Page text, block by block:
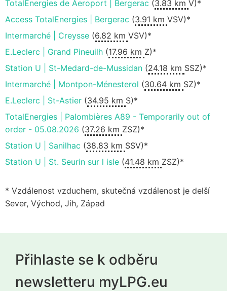
TotalEnergies de Aeroport | Bergerac (3.83 km V)*
Access TotalEnergies | Bergerac (3.91 km VSV)*
Intermarché | Creysse (6.82 km VSV)*
E.Leclerc | Grand Pineuilh (17.96 km Z)*
Station U | St-Medard-de-Mussidan (24.18 km SSZ)*
Intermarché | Montpon-Ménesterol (30.64 km SZ)*
E.Leclerc | St-Astier (34.95 km S)*
TotalEnergies | Palombières A89 - Temporarily out of
order - 05.08.2026 (37.26 km ZSZ)*
Station U | Sanilhac (38.83 km SSV)*
Station U | St. Seurin sur l isle (41.48 km ZSZ)*
* Vzdálenost vzduchem, skutečná vzdálenost je delší
Sever, Východ, Jih, Západ
Přihlaste se k odběru
newsletteru myLPG.eu